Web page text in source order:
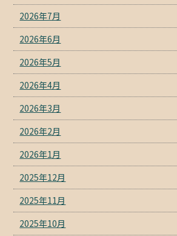
2026年7月
2026年6月
2026年5月
2026年4月
2026年3月
2026年2月
2026年1月
2025年12月
2025年11月
2025年10月